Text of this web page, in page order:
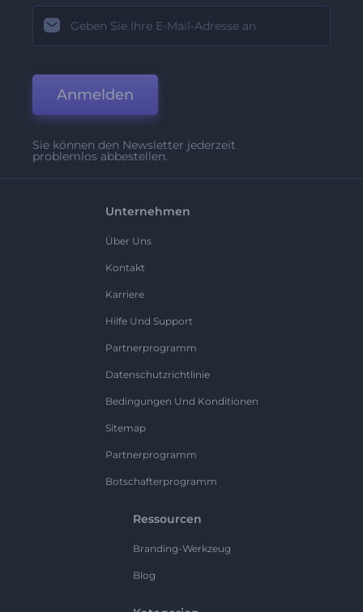
Anmelden
Sie können den Newsletter jederzeit
problemlos abbestellen.
Unternehmen
Über Uns
Kontakt
Karriere
Hilfe Und Support
Partnerprogramm
Datenschutzrichtlinie
Bedingungen Und Konditionen
Sitemap
Partnerprogramm
Botschafterprogramm
Ressourcen
Branding-Werkzeug
Blog